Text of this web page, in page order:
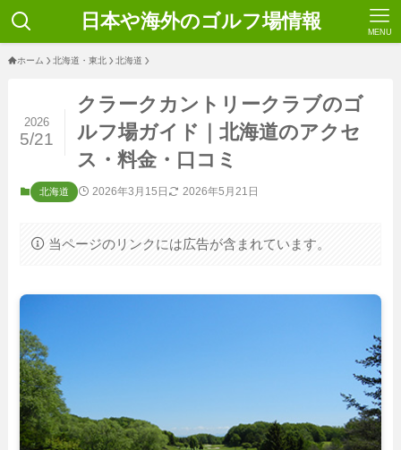
日本や海外のゴルフ場情報 MENU
ホーム 北海道・東北 北海道
クラークカントリークラブのゴ
ルフ場ガイド｜北海道のアクセ
ス・料金・口コミ
2026
5/21
北海道 2026年3月15日 2026年5月21日
当ページのリンクには広告が含まれています。